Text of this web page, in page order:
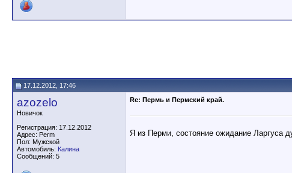
17.12.2012, 17:46
azozelo
Новичок
Регистрация: 17.12.2012
Адрес: Perm
Пол: Мужской
Автомобиль: Калина
Сообщений: 5
Re: Пермь и Пермский край.
Я из Перми, состояние ожидание Ларгуса